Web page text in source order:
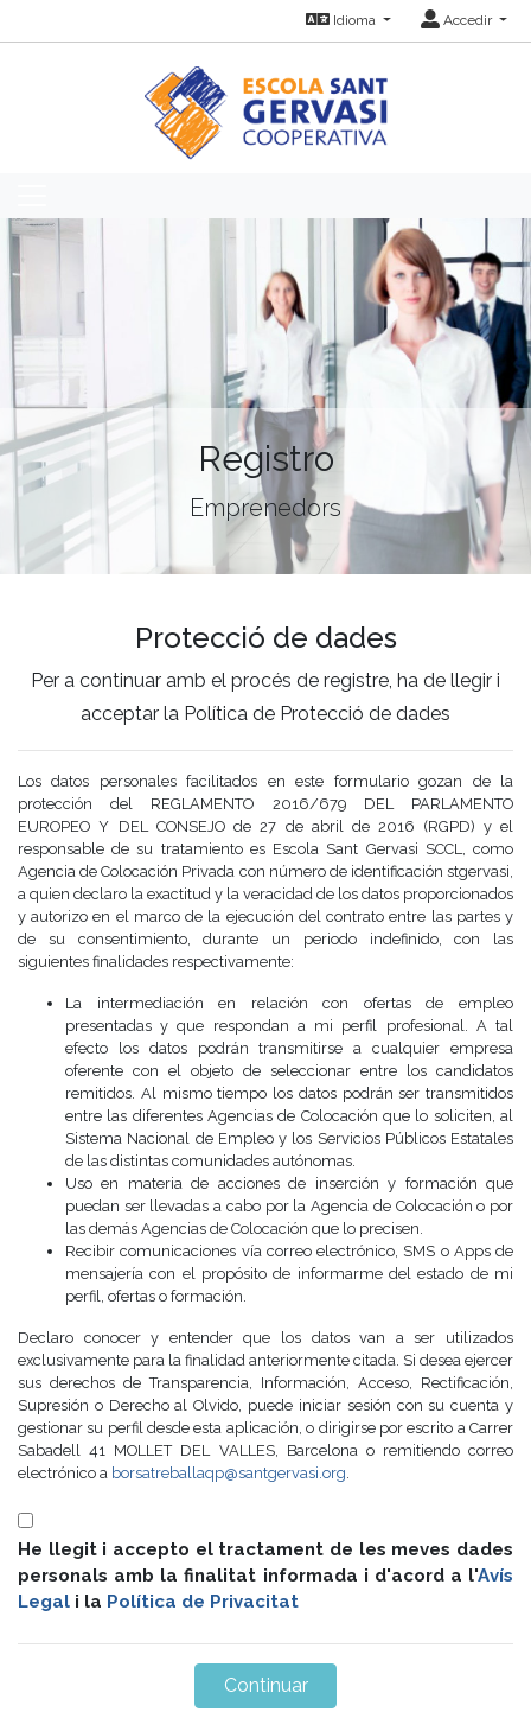
Idioma Accedir
Registro
Emprenedors
Protecció de dades
Per a continuar amb el procés de registre, ha de llegir i
acceptar la Política de Protecció de dades
Los datos personales facilitados en este formulario gozan de la
protección del REGLAMENTO 2016/679 DEL PARLAMENTO
EUROPEO Y DEL CONSEJO de 27 de abril de 2016 (RGPD) y el
responsable de su tratamiento es Escola Sant Gervasi SCCL, como
Agencia de Colocación Privada con número de identificación stgervasi,
a quien declaro la exactitud y la veracidad de los datos proporcionados
y autorizo en el marco de la ejecución del contrato entre las partes y
de su consentimiento, durante un periodo indefinido, con las
siguientes finalidades respectivamente:
La intermediación en relación con ofertas de empleo
presentadas y que respondan a mi perfil profesional. A tal
efecto los datos podrán transmitirse a cualquier empresa
oferente con el objeto de seleccionar entre los candidatos
remitidos. Al mismo tiempo los datos podrán ser transmitidos
entre las diferentes Agencias de Colocación que lo soliciten, al
Sistema Nacional de Empleo y los Servicios Públicos Estatales
de las distintas comunidades autónomas.
Uso en materia de acciones de inserción y formación que
puedan ser llevadas a cabo por la Agencia de Colocación o por
las demás Agencias de Colocación que lo precisen.
Recibir comunicaciones vía correo electrónico, SMS o Apps de
mensajería con el propósito de informarme del estado de mi
perfil, ofertas o formación.
Declaro conocer y entender que los datos van a ser utilizados
exclusivamente para la finalidad anteriormente citada. Si desea ejercer
sus derechos de Transparencia, Información, Acceso, Rectificación,
Supresión o Derecho al Olvido, puede iniciar sesión con su cuenta y
gestionar su perfil desde esta aplicación, o dirigirse por escrito a Carrer
Sabadell 41 MOLLET DEL VALLES, Barcelona o remitiendo correo
electrónico a borsatreballaqp@santgervasi.org
He llegit i accepto el tractament de les meves dades
personals amb la finalitat informada i d'acord a l'Avís
Legal i la Política de Privacitat